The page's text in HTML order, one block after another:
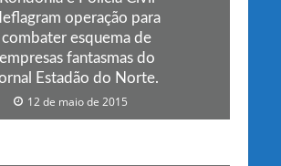
operação para
combater esquema de
empresas fantasmas do
Estadão do Norte.
12 de maio de 2015